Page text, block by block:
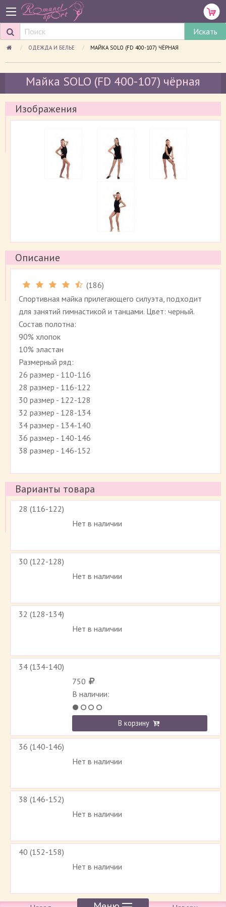
ОДЕЖДА И БЕЛЬЕ ПРОСМАТРИВАЕМАЯ СТРАНИЦА:
МАЙКА SOLO (FD 400-107) ЧЁРНАЯ
Майка SOLO (FD 400-107) чёрная
Изображения
Описание
(186)
Спортивная майка прилегающего силуэта, подходит
для занятий гимнастикой и танцами. Цвет: черный.
Состав полотна:
90% хлопок
10% эластан
Размерный ряд:
26 размер - 110-116
28 размер - 116-122
30 размер - 122-128
32 размер - 128-134
34 размер - 134-140
36 размер - 140-146
38 размер - 146-152
Варианты товара
28 (116-122)
Нет в наличии
30 (122-128)
Нет в наличии
32 (128-134)
Нет в наличии
34 (134-140)
750
В наличии:
В корзину
36 (140-146)
Нет в наличии
38 (146-152)
Нет в наличии
40 (152-158)
Нет в наличии